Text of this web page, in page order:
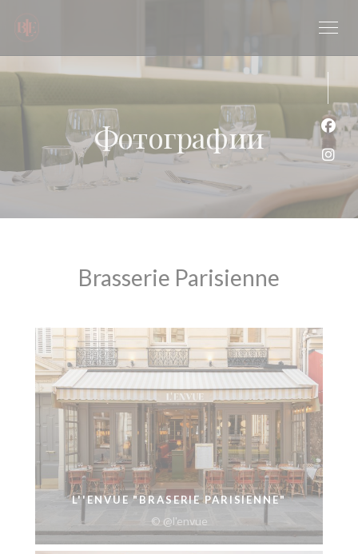
Фотографии
Brasserie Parisienne
L''ENVUE "BRASERIE PARISIENNE"
© @l'envue